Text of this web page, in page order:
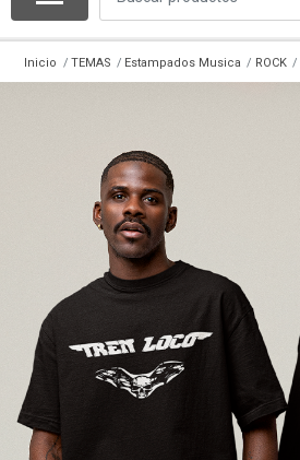
Inicio TEMAS Estampados Musica ROCK